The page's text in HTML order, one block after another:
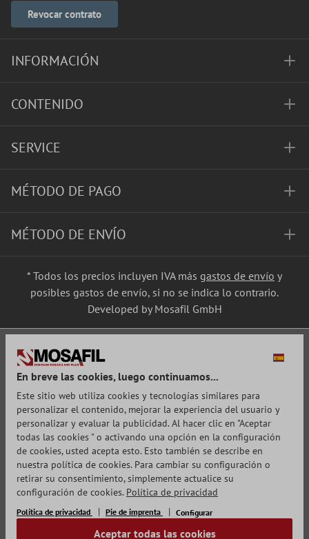
Revocar contrato
INFORMACIÓN
CONTENIDO
SERVICE
MÉTODO DE PAGO
MÉTODO DE ENVÍO
* Todos los precios incluyen IVA más gastos de envío y
posibles gastos de envío, si no se indica lo contrario.
Developed by Mosafil GmbH
En breve las cookies, luego continuamos...
Este sitio web utiliza cookies y tecnologías similares para
personalizar el contenido, mejorar la experiencia del usuario y
personalizar y evaluar la publicidad. Al hacer clic en "Aceptar
todas las cookies " o activando una opción en la configuración
de cookies, usted acepta esto. Esto también se describe en
nuestra política de cookies. Para cambiar su configuración o
retirar su consentimiento, simplemente actualice su
configuración de cookies. Política de privacidad
Política de privacidad Pie de imprenta Configurar
Aceptar todas las cookies